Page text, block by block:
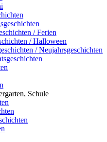
/ Ferien
/ Halloween
/ Neujahrsgeschichten
Schule